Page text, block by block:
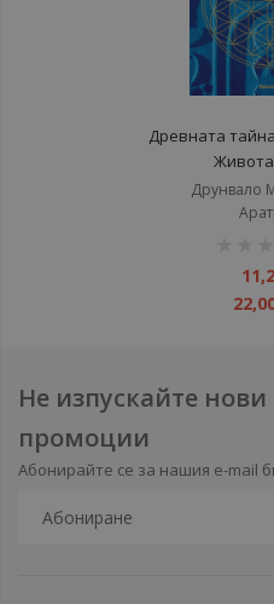
Древната
Живота
Друнвало
Не изпускайте
промоции
Абонирайте се за нашия e-mail